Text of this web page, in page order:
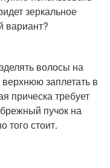
зеркальное
вариант?
волосы на
заплетать в
прическа требует
пучок на
того стоит.